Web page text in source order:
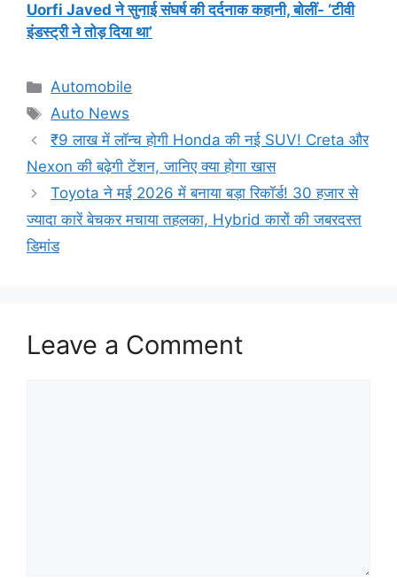
Uorfi Javed ने सुनाई संघर्ष की दर्दनाक कहानी, बोलीं- ‘टीवी
इंडस्ट्री ने तोड़ दिया था’
Categories
Automobile
Tags
Auto News
₹9 लाख में लॉन्च होगी Honda की नई SUV! Creta और
Nexon की बढ़ेगी टेंशन, जानिए क्या होगा खास
Toyota ने मई 2026 में बनाया बड़ा रिकॉर्ड! 30 हजार से
ज्यादा कारें बेचकर मचाया तहलका, Hybrid कारों की जबरदस्त
डिमांड
Leave a Comment